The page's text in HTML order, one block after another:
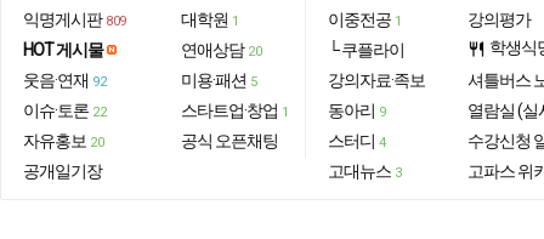
익명게시판 809
HOT 게시물
웃음·연재 92
이슈·토론 22
자유홍보 20
공개일기장
대학원 1
연애상담 20
미용·패션 5
스타트업·창업 1
공식 오픈채팅
이중전공 1
└ 쿠플라이
강의자료·족보
동아리 9
스터디 4
고대뉴스 3
강의평가
restaurant 학생식
셔틀버스
열람실 (실
수강신청
고파스 위